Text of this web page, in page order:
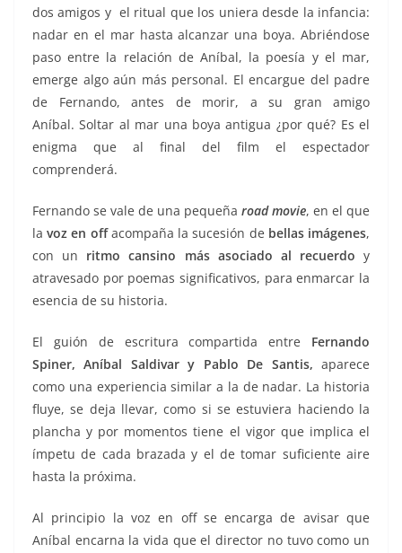
dos amigos y el ritual que los uniera desde la infancia:
nadar en el mar hasta alcanzar una boya. Abriéndose
paso entre la relación de Aníbal, la poesía y el mar,
emerge algo aún más personal. El encargue del padre
de Fernando, antes de morir, a su gran amigo
Aníbal. Soltar al mar una boya antigua ¿por qué? Es el
enigma que al final del film el espectador
comprenderá.
Fernando se vale de una pequeña road movie, en el que
lavoz en offacompaña la sucesión de bellas imágenes,
con un ritmo cansino más asociado al recuerdo y
atravesado por poemas significativos, para enmarcar la
esencia de su historia.
El guión de escritura compartida entre Fernando
Spiner, Aníbal Saldivar y Pablo De Santis, aparece
como una experiencia similar a la de nadar. La historia
fluye, se deja llevar, como si se estuviera haciendo la
plancha y por momentos tiene el vigor que implica el
ímpetu de cada brazada y el de tomar suficiente aire
hasta la próxima.
Al principio la voz en off se encarga de avisar que
Aníbal encarna la vida que el director no tuvo como un